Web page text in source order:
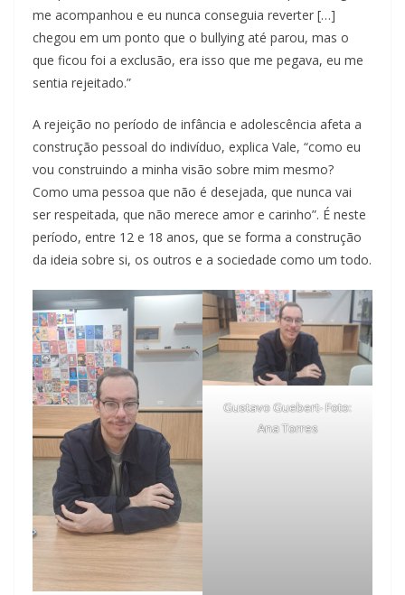
me acompanhou e eu nunca conseguia reverter […]
chegou em um ponto que o bullying até parou, mas o
que ficou foi a exclusão, era isso que me pegava, eu me
sentia rejeitado.”
A rejeição no período de infância e adolescência afeta a
construção pessoal do indivíduo, explica Vale, “como eu
vou construindo a minha visão sobre mim mesmo?
Como uma pessoa que não é desejada, que nunca vai
ser respeitada, que não merece amor e carinho”. É neste
período, entre 12 e 18 anos, que se forma a construção
da ideia sobre si, os outros e a sociedade como um todo.
Gustavo Guebert- Foto:
Ana Torres